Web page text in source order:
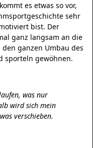
es etwas so vor,
sehr
bist. Der
ganz langsam an die
ganzen Umbau des
sporteln gewöhnen.
was nur
wird sich mein
verschieben.